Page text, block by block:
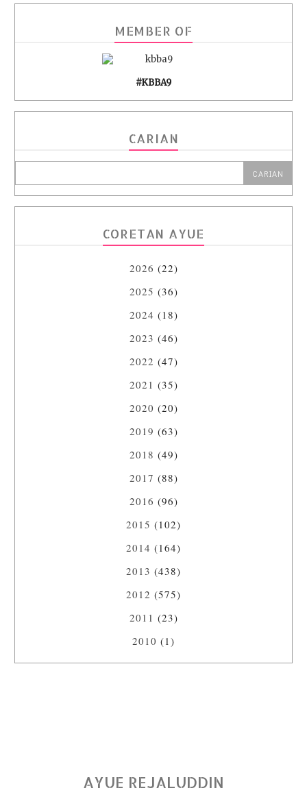
MEMBER OF
#KBBA9
CARIAN
CORETAN AYUE
2026 (22)
2025 (36)
2024 (18)
2023 (46)
2022 (47)
2021 (35)
2020 (20)
2019 (63)
2018 (49)
2017 (88)
2016 (96)
2015 (102)
2014 (164)
2013 (438)
2012 (575)
2011 (23)
2010 (1)
AYUE REJALUDDIN